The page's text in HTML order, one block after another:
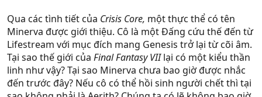
Qua các tình tiết của Crisis Core, một thực thể có tên
Minerva được giới thiệu. Cô là một Đấng cứu thế đến từ
Lifestream với mục đích mang Genesis trở lại từ cõi âm.
Tại sao thế giới của Final Fantasy VIIlại có một kiểu thần
linh như vậy? Tại sao Minerva chưa bao giờ được nhắc
đến trước đây? Nếu cô có thể hồi sinh người chết thì tại